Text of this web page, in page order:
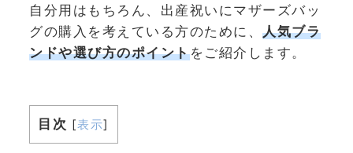
自分用はもちろん、出産祝いにマザーズバッ
グの購入を考えている方のために、 人気ブラ
ンドや選び方のポイントをご紹介します。
目次 [表示]